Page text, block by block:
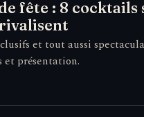
fête : 8 cocktails
et tout aussi
et présentation.